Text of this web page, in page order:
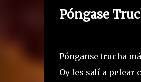
Póngase
Pónganse trucha
Oy les salí a pelear